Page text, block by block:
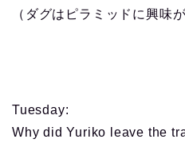
（ダグはピラミッドに興味が
Tuesday:
Why did Yuriko leave the